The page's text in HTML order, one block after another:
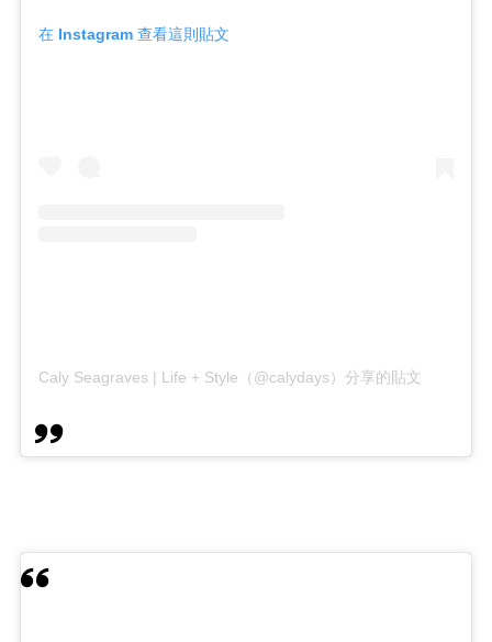
在 Instagram 查看這則貼文
Caly Seagraves | Life + Style（@calydays）分享的貼文